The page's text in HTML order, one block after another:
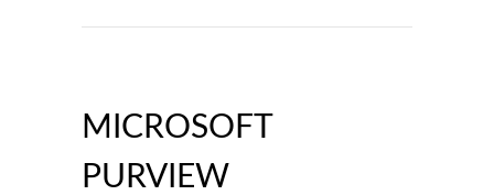
MICROSOFT
PURVIEW